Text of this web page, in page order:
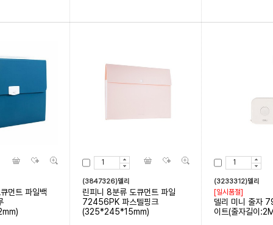
먼트 파일백
(3847326)델리
린피니 8분류 도큐먼트 파일
72456PK 파스텔핑크
(325*245*15mm)
(3233312)델리
[일시품절]
델리 미니 줄자
이트(줄자길이